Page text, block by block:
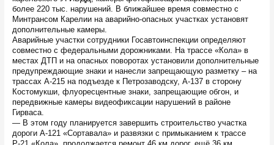
более 220 тыс. нарушений. В ближайшее время совместно с
Минтрансом Карелии на аварийно-опасных участках установят
дополнительные камеры.
Аварийные участки сотрудники Госавтоинспекции определяют
совместно с федеральными дорожниками. На трассе «Кола» в
местах ДТП и на опасных поворотах установили дополнительные
предупреждающие знаки и нанесли запрещающую разметку – на
трассах А-215 на подъезде к Петрозаводску, А-137 в сторону
Костомукши, флуоресцентные знаки, запрещающие обгон, и
передвижные камеры видеофиксации нарушений в районе
Гирваса.
— В этом году планируется завершить строительство участка
дороги А-121 «Сортавала» и развязки с примыканием к трассе